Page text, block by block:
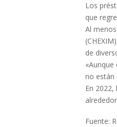
Los
que
Al
de
no están
En
Fuente: